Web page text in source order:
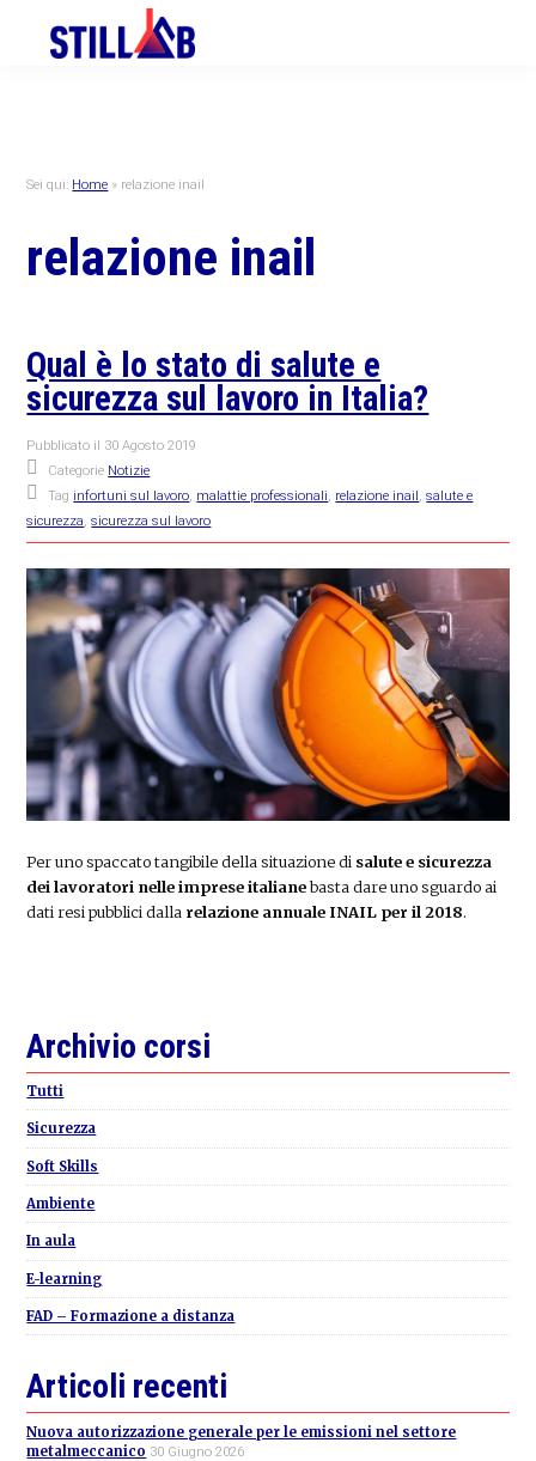
primary
primary
Sei qui: Home » relazione inail
relazione inail
Qual è lo stato di salute e
sicurezza sul lavoro in Italia?
Pubblicato il 30 Agosto 2019
Categorie Notizie
Tag infortuni sul lavoro malattie professionali relazione inail ,salute e
sicurezza ,sicurezza sul lavoro
Per uno spaccato tangibile della situazione di salute e sicurezza
dei lavoratori nelle imprese italianebasta dare uno sguardo ai
dati resi pubblici dalla relazione annuale INAIL per il 2018.
Primary
Sidebar
Archivio corsi
Tutti
Sicurezza
Soft Skills
Ambiente
In aula
E-learning
FAD – Formazione a distanza
Articoli recenti
Nuova autorizzazione generale per le emissioni nel settore
metalmeccanico 30 Giugno 2026